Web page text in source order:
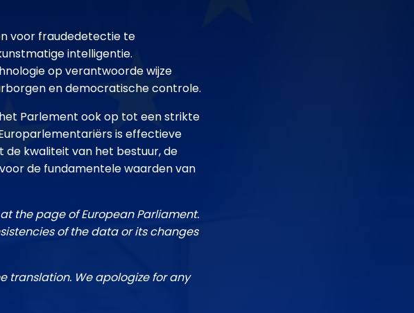
voor fraudedetectie te
intelligentie.
op verantwoorde wijze
en democratische controle.
Parlement ook op tot een strikte
is effectieve
kwaliteit van het bestuur, de
de fundamentele waarden van
the page of European Parliament.
of the data or its changes
translation. We apologize for any